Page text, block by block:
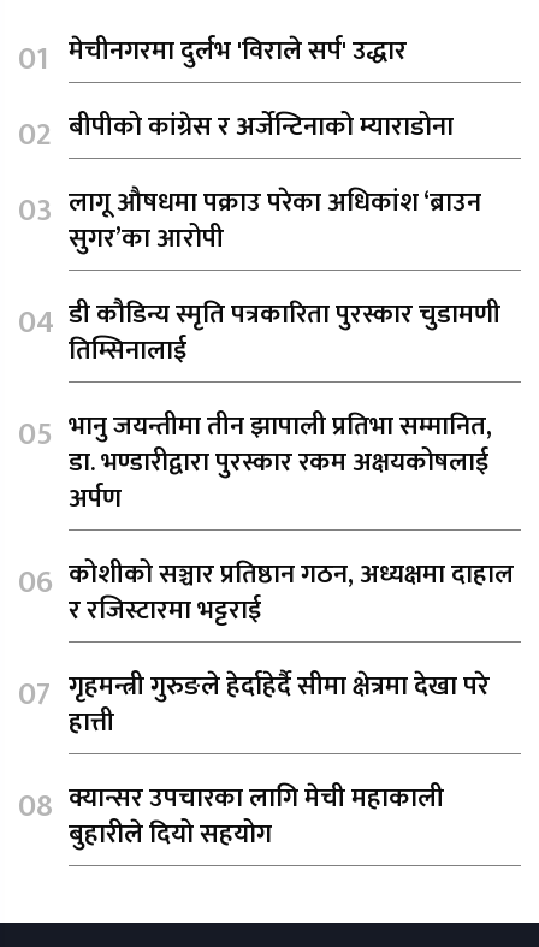
मेचीनगरमा दुर्लभ 'विराले सर्प' उद्धार
बीपीको कांग्रेस र अर्जेन्टिनाको म्याराडोना
लागू औषधमा पक्राउ परेका अधिकांश ‘ब्राउन
सुगर’का आरोपी
डी कौडिन्य स्मृति पत्रकारिता पुरस्कार चुडामणी
तिम्सिनालाई
भानु जयन्तीमा तीन झापाली प्रतिभा सम्मानित,
डा. भण्डारीद्वारा पुरस्कार रकम अक्षयकोषलाई
अर्पण
कोशीको सञ्चार प्रतिष्ठान गठन, अध्यक्षमा दाहाल
र रजिस्टारमा भट्टराई
गृहमन्त्री गुरुङले हेर्दाहेर्दै सीमा क्षेत्रमा देखा परे
हात्ती
क्यान्सर उपचारका लागि मेची महाकाली
बुहारीले दियो सहयोग